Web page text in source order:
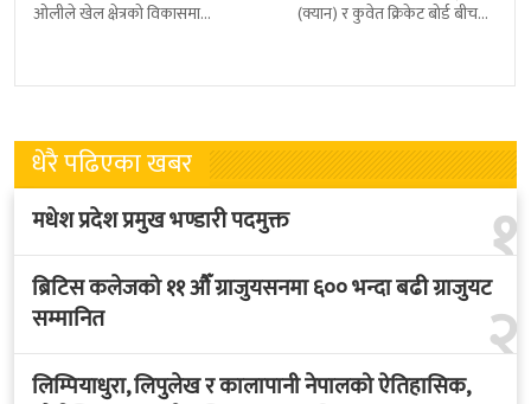
ओलीले खेल क्षेत्रको विकासमा
फुटबल संघ
(क्यान) र कुवेत क्रिकेट बोर्ड बीच
भएकाे
धेरै पढिएका खबर
१
मधेश प्रदेश प्रमुख भण्डारी पदमुक्त
२
ब्रिटिस कलेजको ११ औँ ग्राजुयसनमा ६०० भन्दा बढी ग्राजुयट
सम्मानित
लिम्पियाधुरा, लिपुलेख र कालापानी नेपालको ऐतिहासिक,